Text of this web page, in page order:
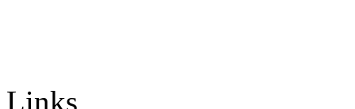
Links